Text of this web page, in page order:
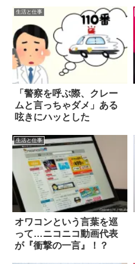
生活と仕事
「警察を呼ぶ際、クレー
ムと言っちゃダメ」ある
呟きにハッとした
生活と仕事
オワコンという言葉を巡
って…ニコニコ動画代表
が『衝撃の一言』！？